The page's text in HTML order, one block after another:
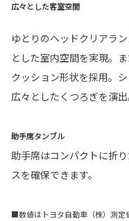
広々とした客室空間
ゆとりのヘッドクリアラ
とした室内空間を実現。
クッション形状を採用。
広々としたくつろぎを演出
助手席タンブル
助手席はコンパクトに折
スを確保できます。
■数値はトヨタ自動車（株）測定